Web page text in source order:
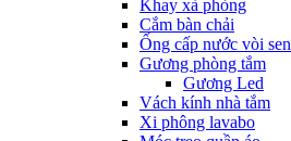
Khay xà phòng
Cắm bàn chải
Ống cấp nước vòi sen
Gương phòng tắm
Gương Led
Vách kính nhà tắm
Xi phông lavabo